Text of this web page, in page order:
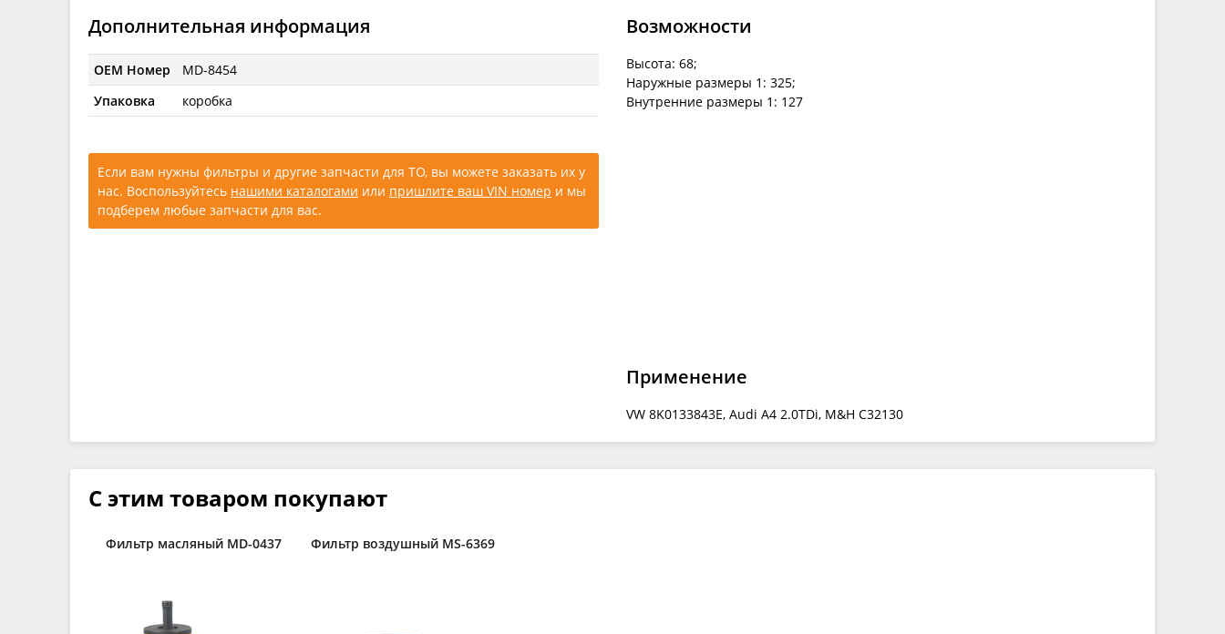
Дополнительная информация
OEM Номер
MD-8454
Упаковка
коробка
Если вам нужны фильтры и другие запчасти для ТО, вы можете заказать их у
нас. Воспользуйтесь нашими каталогами или пришлите ваш VIN номер и мы
подберем любые запчасти для вас.
Возможности
Высота: 68;
Наружные размеры 1: 325;
Внутренние размеры 1: 127
Применение
VW 8K0133843E, Audi A4 2.0TDi, M&H C32130
С этим товаром покупают
Фильтр масляный MD-0437 Фильтр воздушный MS-6369